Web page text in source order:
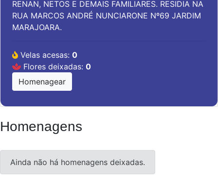
RENAN, NETOS E DEMAIS FAMILIARES. RESIDIA NA
RUA MARCOS ANDRÉ NUNCIARONE Nº69 JARDIM
MARAJOARA.
Velas acesas: 0
Flores deixadas: 0
Homenagear
Homenagens
Ainda não há homenagens deixadas.